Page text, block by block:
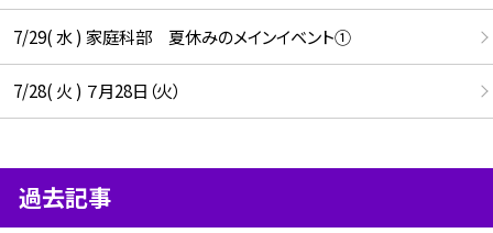
7/29( 水 ) 家庭科部 夏休みのメインイベント①
7/28( 火 ) ７月28日（火）
過去記事